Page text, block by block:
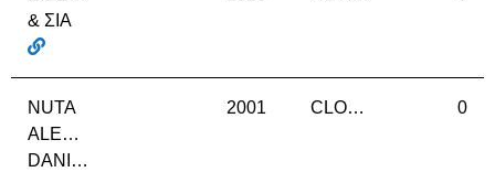
& ΣΙΑ
NUTA
ALEXANDRU-
DANIEL
2001 CLOSURE 0